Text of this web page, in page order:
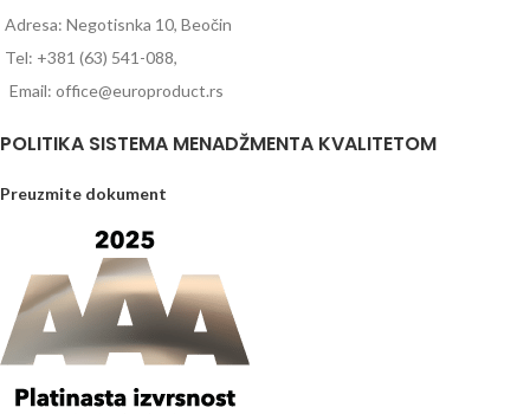
Adresa: Negotisnka 10, Beočin
Tel: +381 (63) 541-088,
Email: office@europroduct.rs
POLITIKA SISTEMA MENADŽMENTA KVALITETOM
Preuzmite dokument